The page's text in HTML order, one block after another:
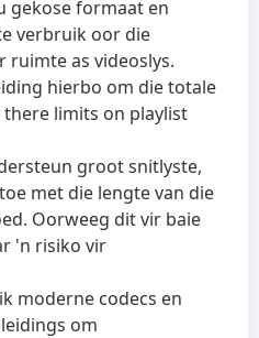
gekose formaat en
verbruik oor die
ruimte as videoslys.
hierbo om die totale
there limits on playlist
groot snitlyste,
met die lengte van die
Oorweeg dit vir baie
'n risiko vir
moderne codecs en
om